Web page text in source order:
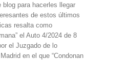
blog para hacerles llegar
de estos últimos
resalta como
el Auto 4/2024 de 8
el Juzgado de lo
en el que “Condonan